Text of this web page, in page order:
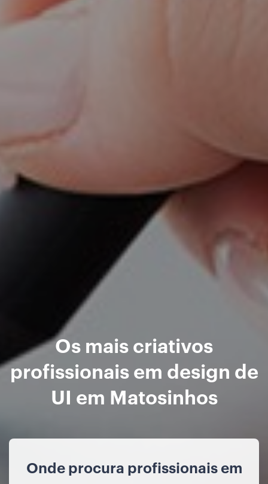
Os mais criativos
profissionais em design de
UI em Matosinhos
Onde procura profissionais em